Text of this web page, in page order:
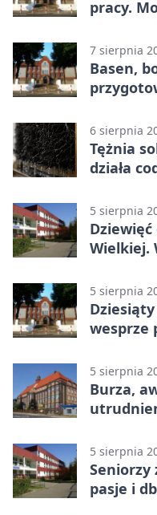
pracy.
7 sierpnia
Basen,
6 sierpnia
Tężnia
działa
5 sierpnia
Wielkiej.
5 sierpnia
wesprze
5 sierpnia
Burza,
5 sierpnia
Seniorzy
pasje i